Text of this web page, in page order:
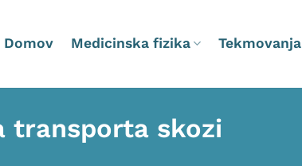
Domov Medicinska fizika Tekmovanja
transporta skozi